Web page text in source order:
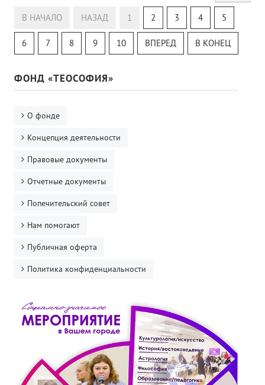
Теософский Квизи
Тайная Доктрина
Онлайн-класс
В НАЧАЛО НАЗАД 1 2 3 4 5
6 7 8 9 10 ВПЕРЕД В КОНЕЦ
ФОНД «ТЕОСОФИЯ»
О фонде
Концепция деятельности
Правовые документы
Отчетные документы
Попечительский совет
Нам помогают
Публичная оферта
Политика конфиденциальности